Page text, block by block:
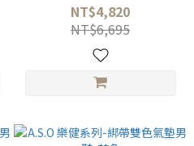
NT$4,820
NT$6,695